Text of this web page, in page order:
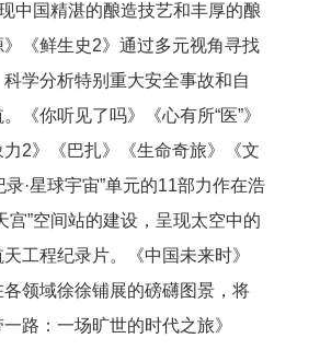
中国精湛的酿造技艺和丰厚的酿
《鲜生史2》通过多元视角寻找
学分析特别重大安全事故和自
《你听见了吗》《心有所“医”》
2》《巴扎》《生命奇旅》《文
星球宇宙”单元的11部力作在浩
”空间站的建设，呈现太空中的
工程纪录片。《中国未来时》
领域徐徐铺展的磅礴图景，将
路：一场旷世的时代之旅》